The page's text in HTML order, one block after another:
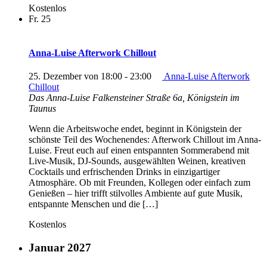
Kostenlos
Fr. 25
Anna-Luise Afterwork Chillout
25. Dezember von 18:00 - 23:00
Anna-Luise Afterwork
Chillout
Das Anna-Luise Falkensteiner Straße 6a, Königstein im
Taunus
Wenn die Arbeitswoche endet, beginnt in Königstein der
schönste Teil des Wochenendes: Afterwork Chillout im Anna-
Luise. Freut euch auf einen entspannten Sommerabend mit
Live-Musik, DJ-Sounds, ausgewählten Weinen, kreativen
Cocktails und erfrischenden Drinks in einzigartiger
Atmosphäre. Ob mit Freunden, Kollegen oder einfach zum
Genießen – hier trifft stilvolles Ambiente auf gute Musik,
entspannte Menschen und die […]
Kostenlos
Januar 2027